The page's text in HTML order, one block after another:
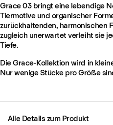
Grace 03 bringt eine lebendige
Tiermotive und organischer
zurückhaltenden, harmonischen
zugleich unerwartet verleiht sie
Tiefe.
Die Grace-Kollektion wird in
Nur wenige Stücke pro Größe
Alle Details zum Produkt